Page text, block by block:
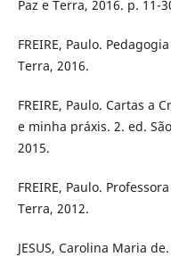
Paz e Terra, 2016. p. 11-
FREIRE, Paulo.
Terra, 2016.
FREIRE, Paulo. Cartas a
e minha práxis. 2. ed.
2015.
FREIRE, Paulo.
Terra, 2012.
JESUS, Carolina Maria